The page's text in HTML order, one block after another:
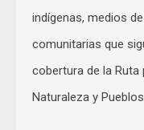
indígenas, medios
comunitarias que
cobertura de la
Naturaleza y